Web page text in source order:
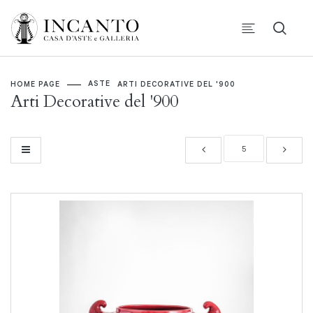
HOME PAGE ASTE ARTI DECORATIVE DEL '900
Arti Decorative del '900